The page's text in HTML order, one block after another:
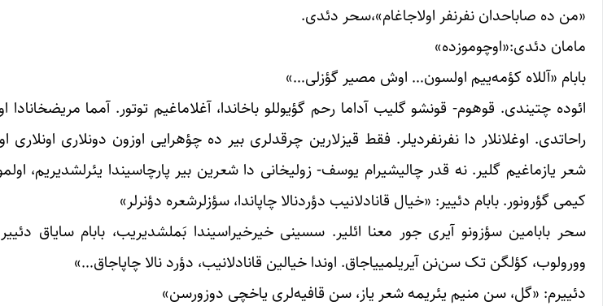
«من ده صاباحدان نفرنفر اولاجاغام»،سحر دئدی.
مامان دئدی:«اوچوموزده»
بابام «آللاه کؤمه‌ییم اولسون… اوش مصیر گؤزلی…»
ائوده چتیندی. قوهوم- قونشو گلیب آداما رحم گؤیوللو باخاندا، آغلاماغیم توتور. آمما مریضخانادا
راحاتدی. اوغلانلار دا نفرنفردیلر. فقط قیزلارین چرقدلری بیر ده چؤهرایی اوزون دونلاری اونلاری
شعر یازماغیم گلیر. نه قدر چالیشیرام یوسف- زولیخانی دا شعرین بیر پارچاسیندا یئرلشدیریم،
کیمی گؤرونور. بابام دئییر: «خیال قانادلانیب دؤردنالا چاپاندا، سؤزلرشعره دؤنرلر»
سحر بابامین سؤزونو آیری جور معنا ائلیر. سسینی خیرخیراسیندا بَملشدیریب، بابام سایاق
وورولوب، کؤلگن تک سن‌نن آیریلمییاجاق. اوندا خیالین قانادلانیب، دؤرد نالا چاپاجاق…»
دئییرم: «گل، سن منیم یئریمه شعر یاز، سن قافیه‌لری یاخچی دوزورسن»